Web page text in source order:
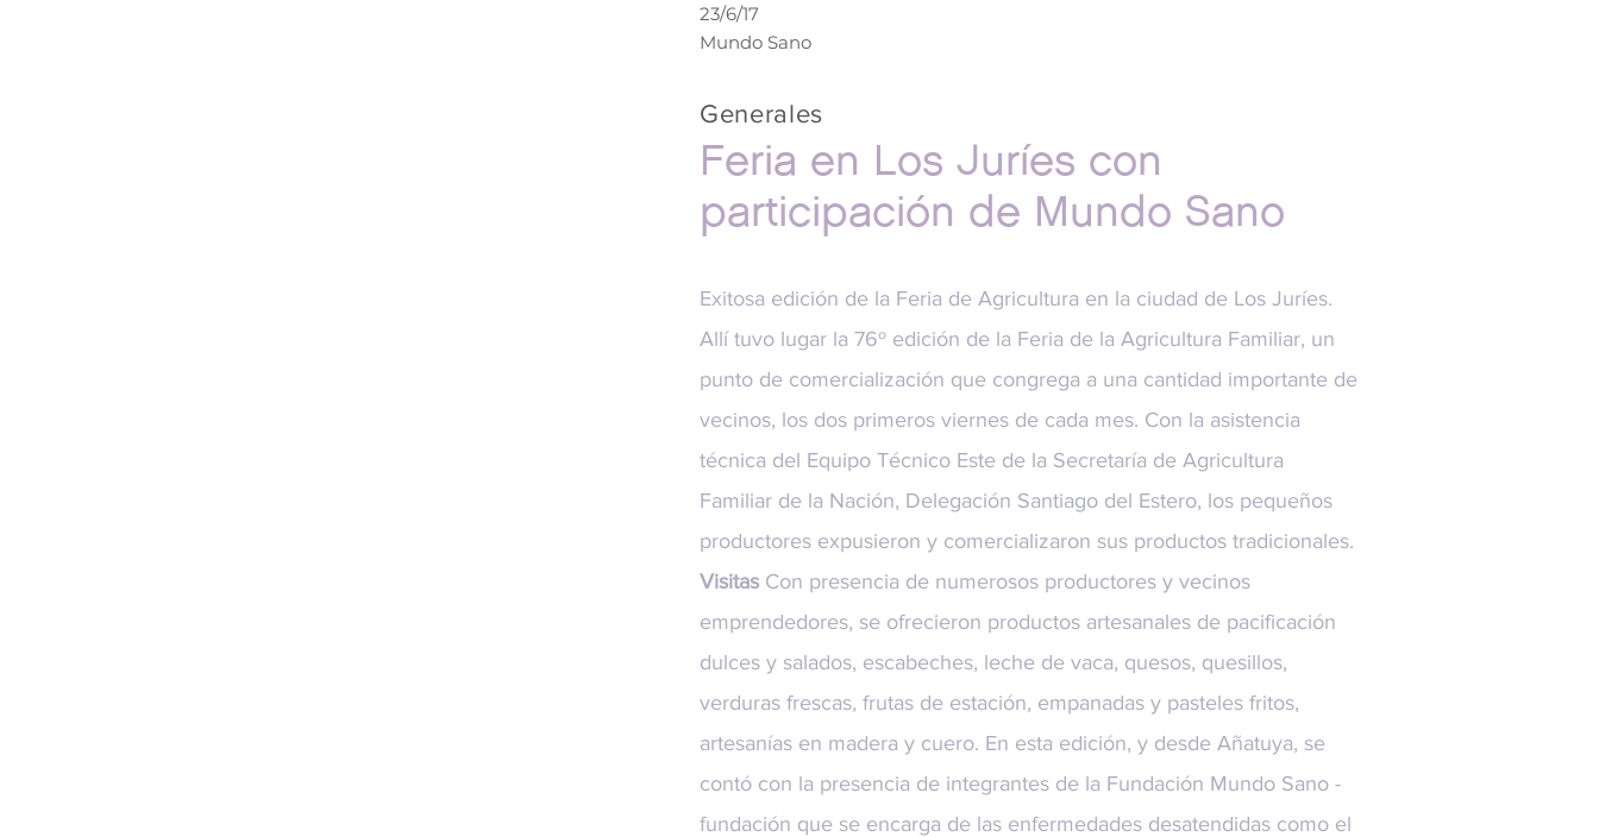
23/6/17
Mundo Sano
Generales
Feria en Los Juríes con
participación de Mundo Sano
Exitosa edición de la Feria de Agricultura en la ciudad de Los Juríes.
Allí tuvo lugar la 76º edición de la Feria de la Agricultura Familiar, un
punto de comercialización que congrega a una cantidad importante de
vecinos, los dos primeros viernes de cada mes. Con la asistencia
técnica del Equipo Técnico Este de la Secretaría de Agricultura
Familiar de la Nación, Delegación Santiago del Estero, los pequeños
productores expusieron y comercializaron sus productos tradicionales.
Visitas Con presencia de numerosos productores y vecinos
emprendedores, se ofrecieron productos artesanales de pacificación
dulces y salados, escabeches, leche de vaca, quesos, quesillos,
verduras frescas, frutas de estación, empanadas y pasteles fritos,
artesanías en madera y cuero. En esta edición, y desde Añatuya, se
contó con la presencia de integrantes de la Fundación Mundo Sano -
fundación que se encarga de las enfermedades desatendidas como el